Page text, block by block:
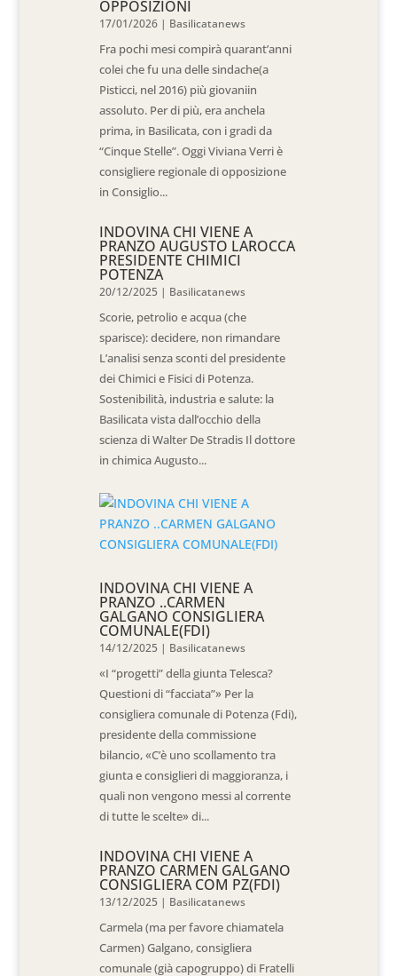
OPPOSIZIONI
17/01/2026 | Basilicatanews
Fra pochi mesi compirà quarant’anni
colei che fu una delle sindache(a
Pisticci, nel 2016) più giovaniin
assoluto. Per di più, era anchela
prima, in Basilicata, con i gradi da
“Cinque Stelle”. Oggi Viviana Verri è
consigliere regionale di opposizione
in Consiglio...
INDOVINA CHI VIENE A
PRANZO AUGUSTO LAROCCA
PRESIDENTE CHIMICI
POTENZA
20/12/2025 | Basilicatanews
Scorie, petrolio e acqua (che
sparisce): decidere, non rimandare
L’analisi senza sconti del presidente
dei Chimici e Fisici di Potenza.
Sostenibilità, industria e salute: la
Basilicata vista dall’occhio della
scienza di Walter De Stradis Il dottore
in chimica Augusto...
INDOVINA CHI VIENE A
PRANZO ..CARMEN
GALGANO CONSIGLIERA
COMUNALE(FDI)
14/12/2025 | Basilicatanews
«I “progetti” della giunta Telesca?
Questioni di “facciata”» Per la
consigliera comunale di Potenza (Fdi),
presidente della commissione
bilancio, «C’è uno scollamento tra
giunta e consiglieri di maggioranza, i
quali non vengono messi al corrente
di tutte le scelte» di...
INDOVINA CHI VIENE A
PRANZO CARMEN GALGANO
CONSIGLIERA COM PZ(FDI)
13/12/2025 | Basilicatanews
Carmela (ma per favore chiamatela
Carmen) Galgano, consigliera
comunale (già capogruppo) di Fratelli